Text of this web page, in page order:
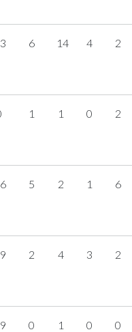
6 14 4 2
1 1 0 2
5 2 1 6
2 4 3 2
0 1 0 0